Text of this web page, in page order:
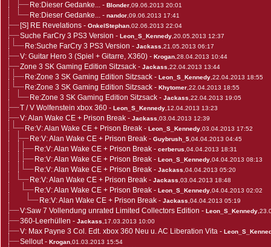
Re:Dieser Gedanke... - Blonder ,09.06.2013 20:01
Re:Dieser Gedanke... - nandor ,09.06.2013 17:41
[S] RE Revelations - OnkelStephan ,02.06.2013 22:04
Suche FarCry 3 PS3 Version - Leon_S_Kennedy ,20.05.2013 12:37
Re:Suche FarCry 3 PS3 Version - Jackass ,21.05.2013 06:17
V: Guitar Hero 3 (Spiel + Gitarre, X360) - Krogan ,28.04.2013 10:44
Zone 3 SK Gaming Edition Sitzsack - Jackass ,22.04.2013 13:44
Re:Zone 3 SK Gaming Edition Sitzsack - Leon_S_Kennedy ,22.04.2013 18:55
Re:Zone 3 SK Gaming Edition Sitzsack - Khytomer ,22.04.2013 18:55
Re:Zone 3 SK Gaming Edition Sitzsack - Jackass ,22.04.2013 19:05
T / V Wolfenstein xbox 360 - Leon_S_Kennedy ,12.04.2013 13:23
V: Alan Wake CE + Prison Break - Jackass ,03.04.2013 12:39
Re:V: Alan Wake CE + Prison Break - Leon_S_Kennedy ,03.04.2013 17:52
Re:V: Alan Wake CE + Prison Break - Guybrush_5 ,04.04.2013 04:45
Re:V: Alan Wake CE + Prison Break - cerberus ,04.04.2013 18:31
Re:V: Alan Wake CE + Prison Break - Leon_S_Kennedy ,04.04.2013 08:13
Re:V: Alan Wake CE + Prison Break - Jackass ,04.04.2013 05:20
Re:V: Alan Wake CE + Prison Break - Jackass ,03.04.2013 18:48
Re:V: Alan Wake CE + Prison Break - Leon_S_Kennedy ,04.04.2013 02:02
Re:V: Alan Wake CE + Prison Break - Jackass ,04.04.2013 05:19
V:Saw 7 Vollendung unrated Limited Collectors Edition - Leon_S_Kennedy
360-Leerhüllen - Jackass ,17.03.2013 10:00
V: Max Payne 3 Col. Edt. xbox 360 Neu u. AC Liberation Vita -
Sellout- Krogan ,01.03.2013 15:54